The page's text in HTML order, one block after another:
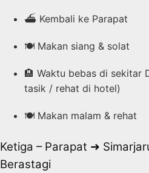
⛴️ Kembali ke Parapat
🍽️ Makan siang & solat
🏨 Waktu bebas di sekitar
tasik / rehat di hotel)
🍽️ Makan malam & rehat
Ketiga – Parapat ➜
Berastagi